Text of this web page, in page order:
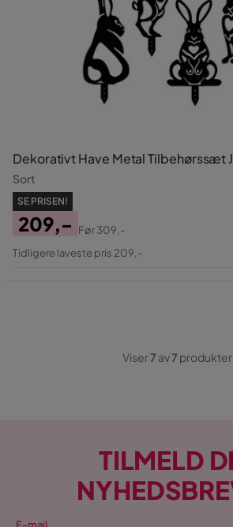
Dekorativt Have Metal Tilbehørssæt
Sort
SE PRISEN!
Pris
209,-
Original
Før309,-
Tidligere laveste pris 209,-
Viser7 av7 produkter
TILMELD